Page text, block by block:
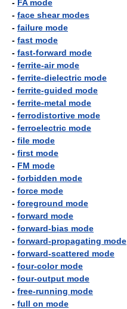
- FA mode
- face shear modes
- failure mode
- fast mode
- fast-forward mode
- ferrite-air mode
- ferrite-dielectric mode
- ferrite-guided mode
- ferrite-metal mode
- ferrodistortive mode
- ferroelectric mode
- file mode
- first mode
- FM mode
- forbidden mode
- force mode
- foreground mode
- forward mode
- forward-bias mode
- forward-propagating mode
- forward-scattered mode
- four-color mode
- four-output mode
- free-running mode
- full on mode